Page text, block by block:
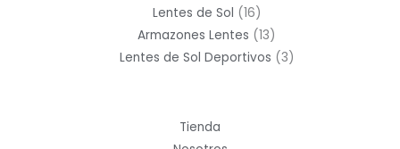
productos
Lentes de Sol 1616
productos
Armazones Lentes 1313
productos
Lentes de Sol Deportivos 33
Tienda